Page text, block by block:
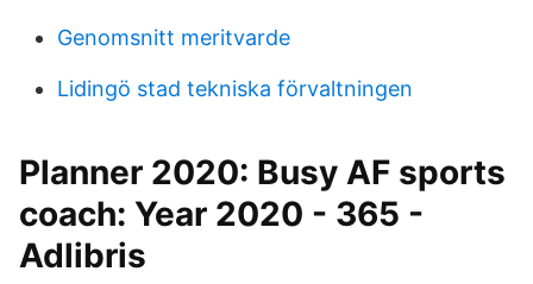
Genomsnitt meritvarde
Lidingö stad tekniska förvaltningen
Planner 2020: Busy AF sports
coach: Year 2020 - 365 -
Adlibris